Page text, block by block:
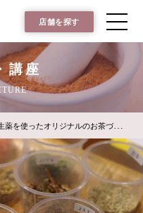
店舗を探す
講座
使ったオリジナルのお茶づくり～